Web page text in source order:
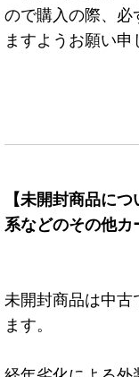
ので購入の際、必
ますようお願い申
【未開封商品に
系などのその他カ
未開封商品は中
ます。